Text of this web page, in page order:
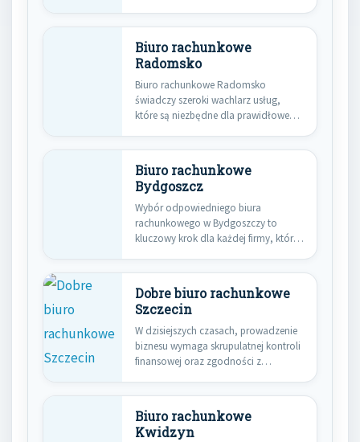
Biuro rachunkowe
Radomsko
Biuro rachunkowe Radomsko
świadczy szeroki wachlarz usług,
które są niezbędne dla prawidłowego
Biuro rachunkowe
Bydgoszcz
Wybór odpowiedniego biura
rachunkowego w Bydgoszczy to
kluczowy krok dla każdej firmy, która
Dobre biuro rachunkowe
Szczecin
W dzisiejszych czasach, prowadzenie
biznesu wymaga skrupulatnej kontroli
finansowej oraz zgodności z
Biuro rachunkowe
Kwidzyn